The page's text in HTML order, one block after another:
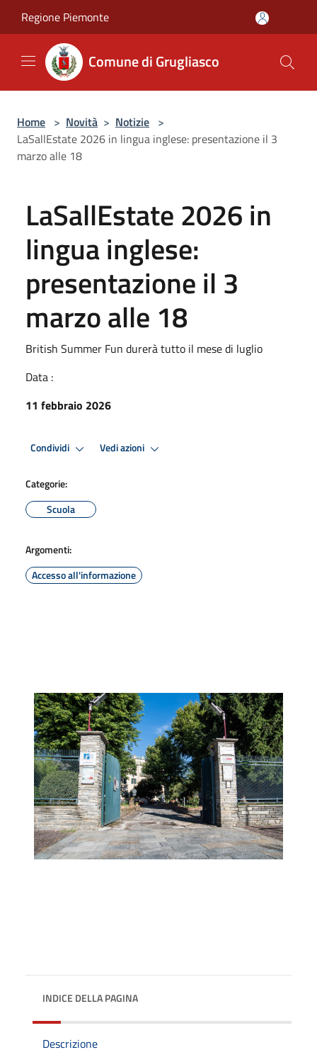
Regione Piemonte
Comune di Grugliasco
Home > Novità > Notizie >
LaSallEstate 2026 in lingua inglese: presentazione il 3
marzo alle 18
LaSallEstate 2026 in
lingua inglese:
presentazione il 3
marzo alle 18
British Summer Fun durerà tutto il mese di luglio
Data :
11 febbraio 2026
Condividi Vedi azioni
Categorie:
Scuola
Argomenti:
Accesso all'informazione
INDICE DELLA PAGINA
Descrizione